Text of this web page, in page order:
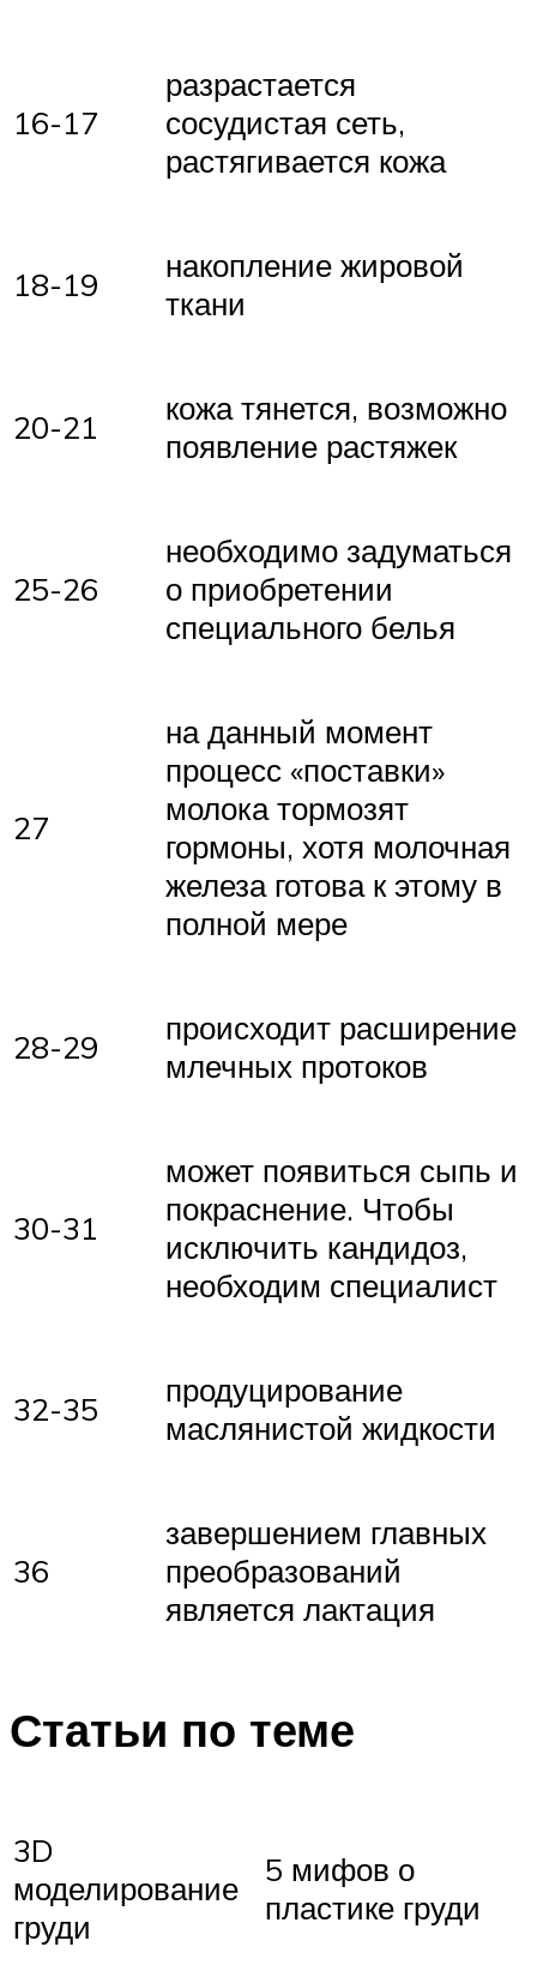
16-17
разрастается
сосудистая сеть,
растягивается кожа
18-19
накопление жировой
ткани
20-21
кожа тянется, возможно
появление растяжек
25-26
необходимо задуматься
о приобретении
специального белья
27
на данный момент
процесс «поставки»
молока тормозят
гормоны, хотя молочная
железа готова к этому в
полной мере
28-29
происходит расширение
млечных протоков
30-31
может появиться сыпь и
покраснение. Чтобы
исключить кандидоз,
необходим специалист
32-35
продуцирование
маслянистой жидкости
36
завершением главных
преобразований
является лактация
Статьи по теме
3D
моделирование
груди
5 мифов о
пластике груди